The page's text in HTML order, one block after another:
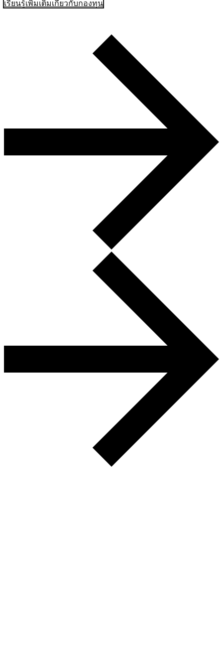
เรียนรู้เพิ่มเติมเกี่ยวกับกองทุน